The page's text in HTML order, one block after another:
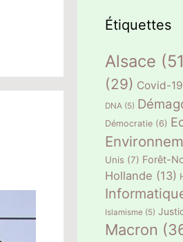
Étiquettes
Alsace
(29) Covid-19
DNA (5)
Démocratie (6)
Unis (7) Forêt-
Hollande (13)
Islamisme (5)
Macron